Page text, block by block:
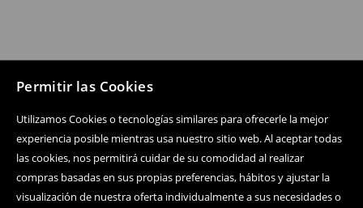
Permitir las Cookies
Utilizamos Cookies o tecnologías similares para ofrecerle la mejor
experiencia posible mientras usa nuestro sitio web. Al aceptar todas
las cookies, nos permitirá cuidar de su comodidad al realizar
compras basadas en sus propias preferencias, hábitos y ajustar la
visualización de nuestra oferta individualmente a sus necesidades o